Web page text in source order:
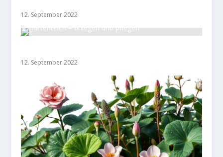
12. September 2022
12. September 2022